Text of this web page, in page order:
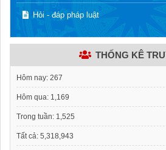
Hỏi - đáp pháp luật
THỐNG KÊ
Hôm nay: 267
Hôm qua: 1,169
Trong tuần: 1,525
Tất cả: 5,318,943